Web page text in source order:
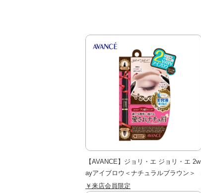
【AVANCE】ジョリ・エ ジョリ・エ 2w
ayアイブロウ＜ナチュラルブラウン＞
￥来店会員限定